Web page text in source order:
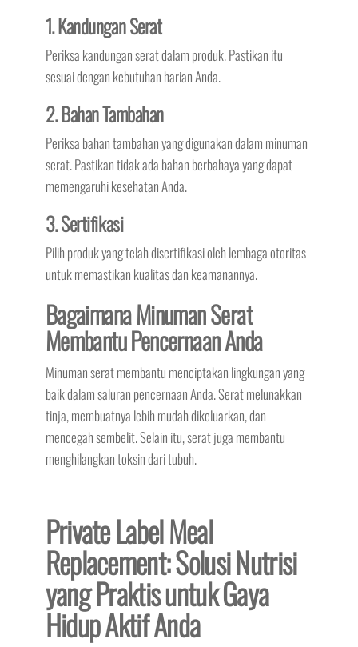
1. Kandungan Serat
Periksa kandungan serat dalam produk. Pastikan itu
sesuai dengan kebutuhan harian Anda.
2. Bahan Tambahan
Periksa bahan tambahan yang digunakan dalam minuman
serat. Pastikan tidak ada bahan berbahaya yang dapat
memengaruhi kesehatan Anda.
3. Sertifikasi
Pilih produk yang telah disertifikasi oleh lembaga otoritas
untuk memastikan kualitas dan keamanannya.
Bagaimana Minuman Serat
Membantu Pencernaan Anda
Minuman serat membantu menciptakan lingkungan yang
baik dalam saluran pencernaan Anda. Serat melunakkan
tinja, membuatnya lebih mudah dikeluarkan, dan
mencegah sembelit. Selain itu, serat juga membantu
menghilangkan toksin dari tubuh.
Private Label Meal
Replacement: Solusi Nutrisi
yang Praktis untuk Gaya
Hidup Aktif Anda